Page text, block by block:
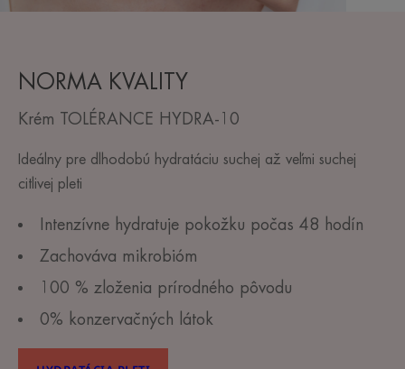
NORMA KVALITY
Krém TOLÉRANCE HYDRA-10
Ideálny pre dlhodobú hydratáciu suchej až veľmi suchej
citlivej pleti
Intenzívne hydratuje pokožku počas 48 hodín
Zachováva mikrobióm
100 % zloženia prírodného pôvodu
0% konzervačných látok